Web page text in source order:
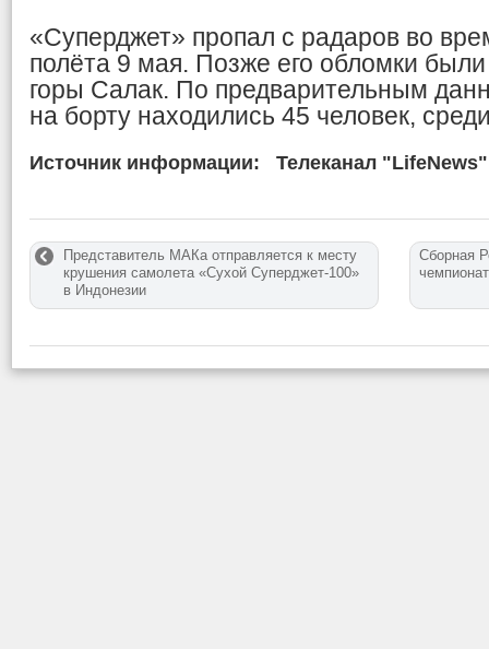
«Суперджет» пропал с радаров во
полёта 9 мая. Позже его обломки
горы Салак. По предварительным
на борту находились 45 человек,
Источник информации: Телеканал "LifeNews"
Представитель МАКа отправляется к месту
крушения самолета «Сухой Суперджет-100»
в Индонезии
Сборная